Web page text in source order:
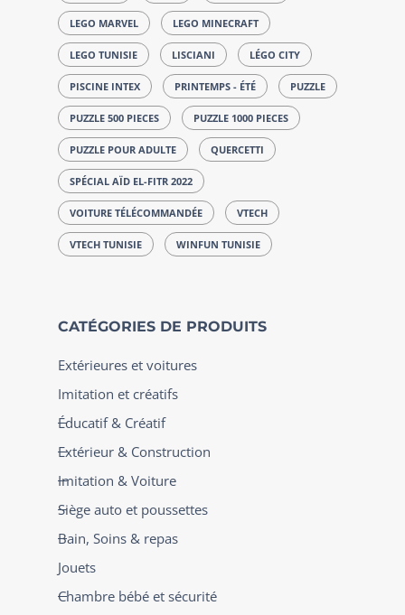
LEGO MARVEL LEGO MINECRAFT
LEGO TUNISIE LISCIANI LÉGO CITY
PISCINE INTEX PRINTEMPS - ÉTÉ PUZZLE
PUZZLE 500 PIECES PUZZLE 1000 PIECES
PUZZLE POUR ADULTE QUERCETTI
SPÉCIAL AÏD EL-FITR 2022
VOITURE TÉLÉCOMMANDÉE VTECH
VTECH TUNISIE WINFUN TUNISIE
CATÉGORIES DE PRODUITS
Extérieures et voitures
Imitation et créatifs
Éducatif & Créatif
Extérieur & Construction
Imitation & Voiture
Siège auto et poussettes
Bain, Soins & repas
Jouets
Chambre bébé et sécurité